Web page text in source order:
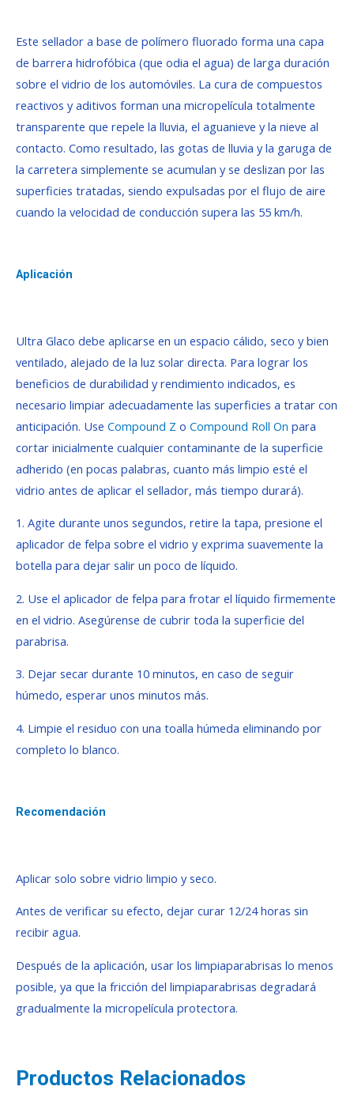
Este sellador a base de polímero fluorado forma una capa
de barrera hidrofóbica (que odia el agua) de larga duración
sobre el vidrio de los automóviles. La cura de compuestos
reactivos y aditivos forman una micropelícula totalmente
transparente que repele la lluvia, el aguanieve y la nieve al
contacto. Como resultado, las gotas de lluvia y la garuga de
la carretera simplemente se acumulan y se deslizan por las
superficies tratadas, siendo expulsadas ​​por el flujo de aire
cuando la velocidad de conducción supera las 55 km/h.
Aplicación
Ultra Glaco debe aplicarse en un espacio cálido, seco y bien
ventilado, alejado de la luz solar directa. Para lograr los
beneficios de durabilidad y rendimiento indicados, es
necesario limpiar adecuadamente las superficies a tratar con
anticipación. Use Compound Z o Compound Roll On para
cortar inicialmente cualquier contaminante de la superficie
adherido (en pocas palabras, cuanto más limpio esté el
vidrio antes de aplicar el sellador, más tiempo durará).
1. Agite durante unos segundos, retire la tapa, presione el
aplicador de felpa sobre el vidrio y exprima suavemente la
botella para dejar salir un poco de líquido.
2. Use el aplicador de felpa para frotar el líquido firmemente
en el vidrio. Asegúrense de cubrir toda la superficie del
parabrisa.
3. Dejar secar durante 10 minutos, en caso de seguir
húmedo, esperar unos minutos más.
4. Limpie el residuo con una toalla húmeda eliminando por
completo lo blanco.
Recomendación
Aplicar solo sobre vidrio limpio y seco.
Antes de verificar su efecto, dejar curar 12/24 horas sin
recibir agua.
Después de la aplicación, usar los limpiaparabrisas lo menos
posible, ya que la fricción del limpiaparabrisas degradará
gradualmente la micropelícula protectora.
Productos Relacionados